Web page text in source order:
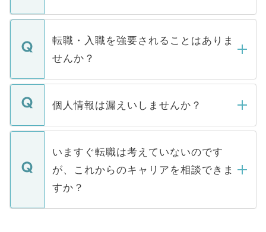
ます。通常、5営業日以内にはご連絡をせて
いただきますので、しばらくお待ちくださ
い。
マイナビDOCTORで取り扱っている求人の
うち約3割は、Webサイトからご覧いただ
けない「非公開求人」です。非公開求人は
下記の理由によって、一般には公開してい
ません。
■応募殺到を避けるため 人気のある医療機
関を公にしてしまうと、応募が殺到する場
に、医療機関が求める条件に合った人材の
みを人材紹介会社に依頼するケースが増え
ています。
転職・入職を強要されることはありま
せんか？
転職・入職を強要することは一切ありませ
ん。また、仮に応募先から内定をいただい
定を承諾する必要はありません。内定先へ
の辞退の連絡はキャリアパートナーが行い
ますので、ご安心ください。
個人情報は漏えいしませんか？
個人情報が漏えいすることはありませんの
で、ご安心ください。当サイトからの登録
などで収集したご登録者様の個人情報は、
ご本人のキャリアアップおよび転職活動の
支援を目的に使用いたします。お預かりし
ているすべての個人データはご本人の許可
いますぐ転職は考えていないのです
が、これからのキャリアを相談できま
すか？